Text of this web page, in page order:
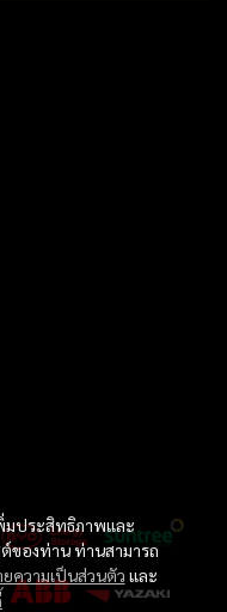
มประสิทธิภาพและ
ของท่าน ท่านสามารถ
ยความเป็นส่วนตัว และ